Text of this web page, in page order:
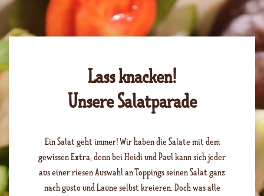
Lass knacken!
Unsere Salatparade
Ein Salat geht immer! Wir haben die Salate mit dem
gewissen Extra, denn bei Heidi und Paul kann sich jeder
aus einer riesen Auswahl an Toppings seinen Salat ganz
nach gusto und Laune selbst kreieren. Doch was alle